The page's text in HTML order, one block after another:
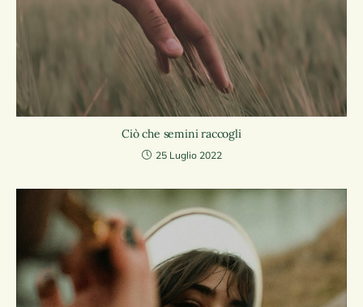
Ciò che semini raccogli
25 Luglio 2022